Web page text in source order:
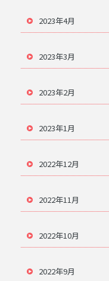
2023年4月
2023年3月
2023年2月
2023年1月
2022年12月
2022年11月
2022年10月
2022年9月